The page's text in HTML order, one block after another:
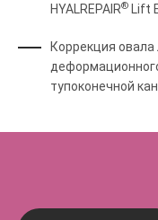
HYALREPAIR® Lift
Коррекция
тупоконечной